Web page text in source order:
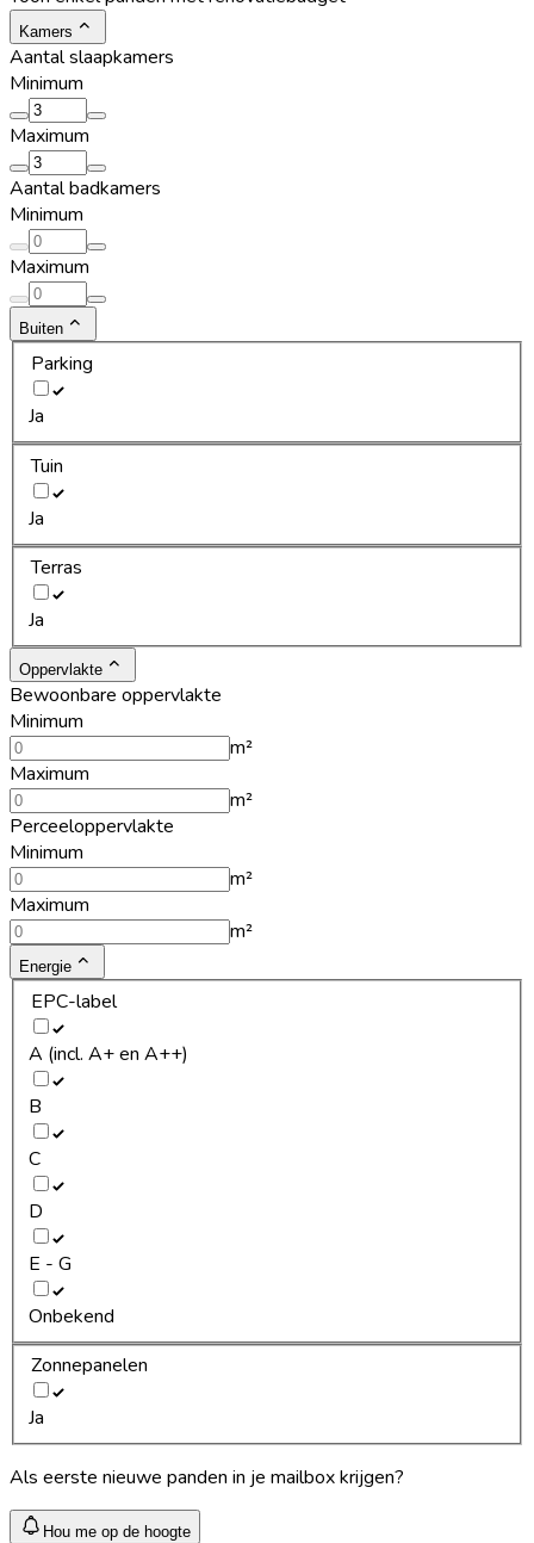
Kamers
Aantal slaapkamers
Minimum
Maximum
Aantal badkamers
Minimum
Maximum
Buiten
Parking
Ja
Tuin
Ja
Terras
Ja
Oppervlakte
Bewoonbare oppervlakte
Minimum
m²
Maximum
m²
Perceeloppervlakte
Minimum
m²
Maximum
m²
Energie
EPC-label
A (incl. A+ en A++)
B
C
D
E - G
Onbekend
Zonnepanelen
Ja
Als eerste nieuwe panden in je mailbox krijgen?
Hou me op de hoogte